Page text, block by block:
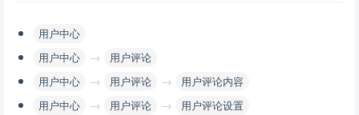
用户中心
用户中心
→
用户评论
用户中心
→ 用户评论 →
用户评论内容
用户中心
→ 用户评论 → 用户评论设置